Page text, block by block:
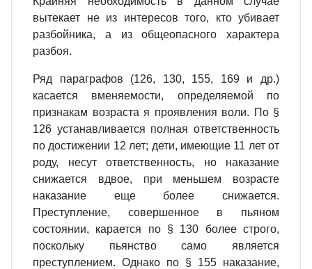
вытекает не из интересов того, кто убивает
разбойника, а из общеопасного характера
разбоя.
Ряд параграфов (126, 130, 155, 169 и др.)
касается вменяемости, определяемой по
признакам возраста я проявления воли. По §
126 устанавливается полная ответственность
по достижении 12 лет; дети, имеющие 11 лет от
роду, несут ответственность, но наказание
снижается вдвое, при меньшем возрасте
наказание еще более снижается.
Преступление, совершенное в пьяном
состоянии, карается по § 130 более строго,
поскольку пьянство само является
преступлением. Однако по § 155 наказание,